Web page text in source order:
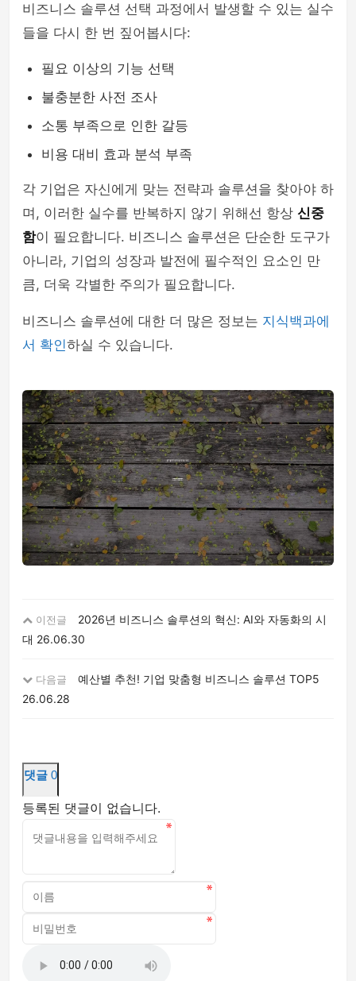
비즈니스 솔루션 선택 과정에서 발생할 수 있는 실수
들을 다시 한 번 짚어봅시다:
필요 이상의 기능 선택
불충분한 사전 조사
소통 부족으로 인한 갈등
비용 대비 효과 분석 부족
각 기업은 자신에게 맞는 전략과 솔루션을 찾아야 하
며, 이러한 실수를 반복하지 않기 위해선 항상 신중
함이 필요합니다. 비즈니스 솔루션은 단순한 도구가
아니라, 기업의 성장과 발전에 필수적인 요소인 만
큼, 더욱 각별한 주의가 필요합니다.
비즈니스 솔루션에 대한 더 많은 정보는 지식백과에
서 확인하실 수 있습니다.
이전글
2026년 비즈니스 솔루션의 혁신: AI와 자동화의 시
대 26.06.30
다음글
예산별 추천! 기업 맞춤형 비즈니스 솔루션 TOP5
26.06.28
댓글 0
등록된 댓글이 없습니다.